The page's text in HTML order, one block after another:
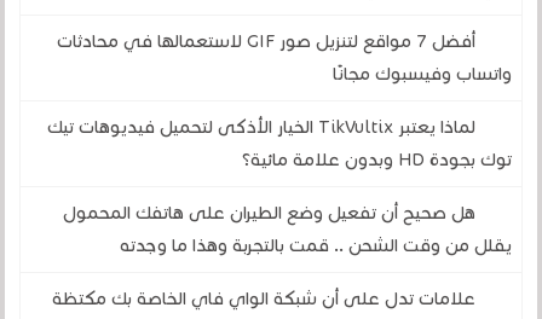
أفضل 7 مواقع لتنزيل صور GIF لاستعمالها في محادثات
واتساب وفيسبوك مجانًا
لماذا يعتبر TikVultix الخيار الأذكى لتحميل فيديوهات تيك
توك بجودة HD وبدون علامة مائية؟
هل صحيح أن تفعيل وضع الطيران على هاتفك المحمول
يقلل من وقت الشحن .. قمت بالتجربة وهذا ما وجدته
علامات تدل على أن شبكة الواي فاي الخاصة بك مكتظة